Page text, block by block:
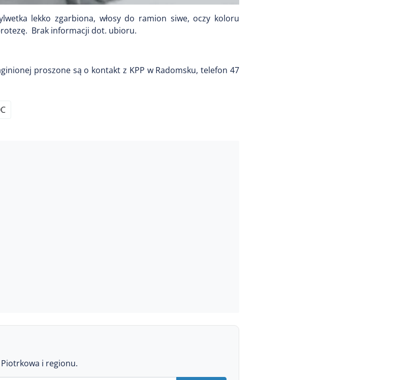
lekko zgarbiona, włosy do ramion siwe, oczy koloru
Brak informacji dot. ubioru.
proszone są o kontakt z KPP w Radomsku, telefon 47
i regionu.